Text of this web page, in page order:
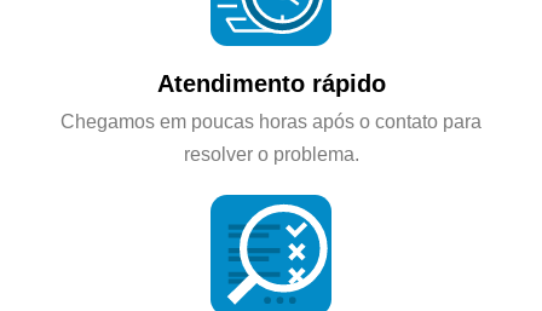
Atendimento rápido
Chegamos em poucas horas após o contato para
resolver o problema.